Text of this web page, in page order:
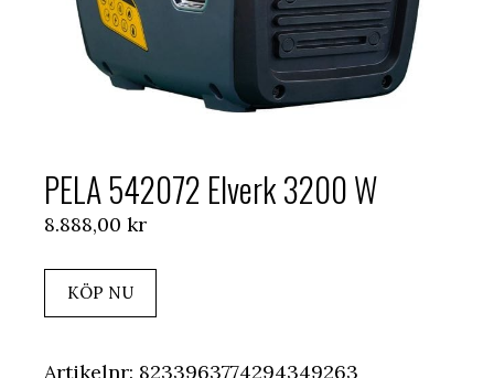
PELA 542072 Elverk 3200 W
8.888,00 kr
KÖP NU
Artikelnr: 8233963774294349263